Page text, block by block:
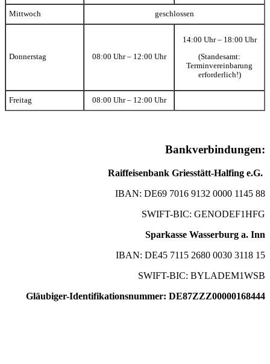
Mittwoch geschlossen
Donnerstag 08:00 Uhr – 12:00 Uhr
14:00 Uhr – 18:00 Uhr
(Standesamt:
Terminvereinbarung
erforderlich!)
Freitag 08:00 Uhr – 12:00 Uhr
Bankverbindungen:
Raiffeisenbank Griesstätt-Halfing e.G.
IBAN: DE69 7016 9132 0000 1145 88
SWIFT-BIC: GENODEF1HFG
Sparkasse Wasserburg a. Inn
IBAN: DE45 7115 2680 0030 3118 15
SWIFT-BIC: BYLADEM1WSB
Gläubiger-Identifikationsnummer: DE87ZZZ00000168444